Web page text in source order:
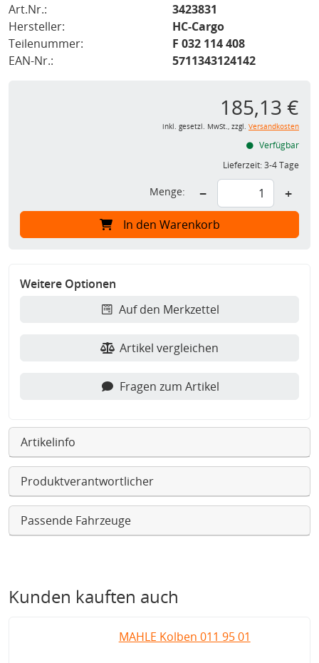
Art.Nr.:
3423831
Hersteller:
HC-Cargo
Teilenummer:
F 032 114 408
EAN-Nr.:
5711343124142
185,13 €
inkl. gesetzl. MwSt., zzgl. Versandkosten
Verfügbar
Lieferzeit:3-4 Tage
Menge: − +
In den Warenkorb
Weitere Optionen
Auf den Merkzettel
Artikel vergleichen
Fragen zum Artikel
Artikelinfo
Produktverantwortlicher
Passende Fahrzeuge
Kunden kauften auch
MAHLE Kolben 011 95 01